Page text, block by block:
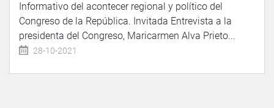
Informativo del acontecer regional y político del
Congreso de la República. Invitada Entrevista a la
presidenta del Congreso, Maricarmen Alva Prieto...
28-10-2021